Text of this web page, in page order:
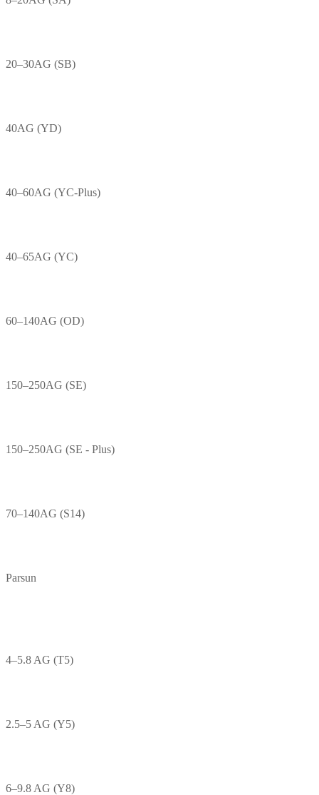
20–30AG (SB)
40AG (YD)
40–60AG (YC-Plus)
40–65AG (YC)
60–140AG (OD)
150–250AG (SE)
150–250AG (SE - Plus)
70–140AG (S14)
Parsun
4–5.8 AG (T5)
2.5–5 AG (Y5)
6–9.8 AG (Y8)